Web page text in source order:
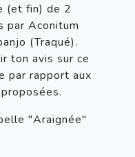
(et fin) de 2
par Aconitum
(Traqué).
ton avis sur ce
par rapport aux
"Araignée"